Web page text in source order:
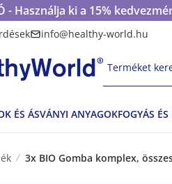
- Használja ki a 15%
info@healthy-world.hu
Terméket
ÉS ÁSVÁNYI ANYAGOKFOGYÁS
3x BIO Gomba komplex,